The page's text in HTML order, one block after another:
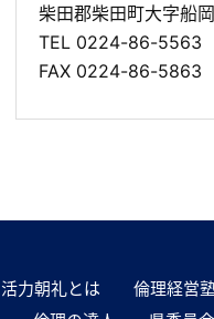
柴田郡柴田町大字船
TEL 0224-86-5563
FAX 0224-86-5863
活力朝礼とは
倫理経営